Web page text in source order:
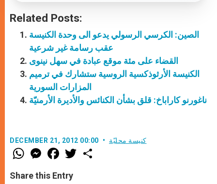
Related Posts:
الصين: الكرسي الرسولي يدعو الى وحدة الكنيسة
عقب رسامة غير شرعية
القضاء على مئة موقع عبادة في سهل نينوى
الكنيسة الأرثوذكسية الروسية ستشارك في ترميم
المزارات السورية
ناغورنو كاراباخ: قلق بشأن الكنائس والأديرة الأرمنيّة
DECEMBER 21, 2012 00:00 كنيسة محليّة
W
h
t
s
M
e
s
e
F
a
e
b
w
Share this Entry